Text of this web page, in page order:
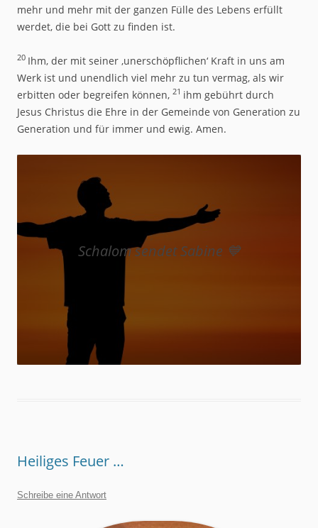
mehr und mehr mit der ganzen Fülle des Lebens erfüllt
werdet, die bei Gott zu finden ist.
20 Ihm, der mit seiner ‚unerschöpflichen‘ Kraft in uns am
Werk ist und unendlich viel mehr zu tun vermag, als wir
erbitten oder begreifen können, 21 ihm gebührt durch
Jesus Christus die Ehre in der Gemeinde von Generation zu
Generation und für immer und ewig. Amen.
Schalom sendet Sabine 💙
Heiliges Feuer …
Schreibe eine Antwort